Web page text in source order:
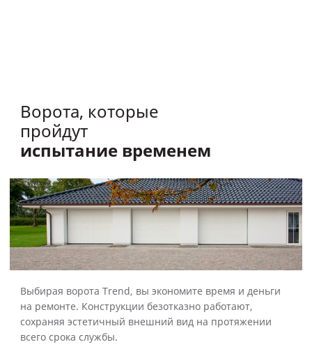
Ворота, которые
пройдут
испытание временем
Выбирая ворота Trend, вы экономите время и деньги
на ремонте. Конструкции безотказно работают,
сохраняя эстетичный внешний вид на протяжении
всего срока службы.